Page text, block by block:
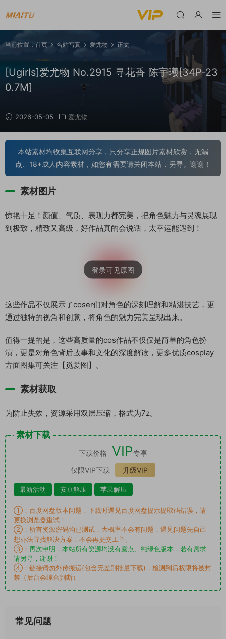
当前位置： 首页 名站写真 爱尤物 正文
[Ugirls]爱尤物 No.2915 寻花香 陈宇曦[34P-23
0.7M]
2026-05-05 爱尤物
本站素材均收集互联网分享，只分享正规图片素材欣赏，无漏
点、18+成人内容素材，如您有需要请关闭本站，另寻。谢谢！
素材图片
惊艳十足！颜值、气质、表现力都完美，把角色魅力与灵魂展现
到极致，精致又高级，好作品真的会说话，太幸运能遇到！
这些作品不仅展示了coser们对角色的深刻理解和精湛技艺，更
通过独特的视角和创意，将角色的魅力完美呈现出来。
值得一提的是，这些高质量的cos作品不仅仅是简单的角色扮
演，更是对角色背后故事和文化的深度解读，更多优质cosplay
方面图集可关注【觅爱图】。
素材获取
为防止失效，资源采用双层压缩，格式为7z。
素材下载
下载价格 VIP专享
仅限VIP下载
升级VIP
最新活动 安卓解压 苹果解压
①：百度网盘版本问题，下载时遇见百度网盘提示提取码错误，请
更换浏览器重试！
②：所有资源密码均已测试，大概率不会有问题，遇见问题先自己
想办法寻找解决方案，不会再提交工单。
③： 再次申明，本站所有资源均没有露点、纯绿色版本，若有需求
请另寻，谢谢！
④：链接请勿外传搬运(包含无差别批量下载)，检测到后权限将被封
禁（后台会综合判断）
常见问题